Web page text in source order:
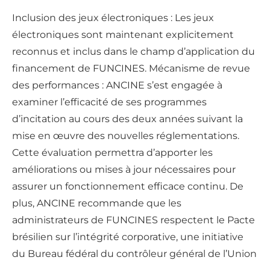
Inclusion des jeux électroniques : Les jeux
électroniques sont maintenant explicitement
reconnus et inclus dans le champ d’application du
financement de FUNCINES. Mécanisme de revue
des performances : ANCINE s’est engagée à
examiner l’efficacité de ses programmes
d’incitation au cours des deux années suivant la
mise en œuvre des nouvelles réglementations.
Cette évaluation permettra d’apporter les
améliorations ou mises à jour nécessaires pour
assurer un fonctionnement efficace continu. De
plus, ANCINE recommande que les
administrateurs de FUNCINES respectent le Pacte
brésilien sur l’intégrité corporative, une initiative
du Bureau fédéral du contrôleur général de l’Union